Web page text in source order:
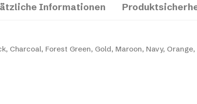
Informationen
Charcoal, Forest Green, Gold, Maroon, Navy,